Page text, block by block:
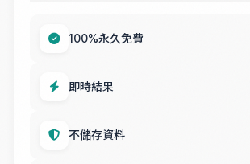
100%永久免費
即時結果
不儲存資料